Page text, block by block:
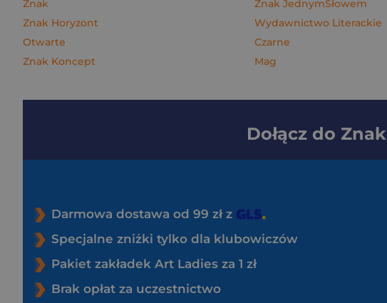
Znak
Znak Horyzont
Otwarte
Znak Koncept
Znak JednymSłowem
Wydawnictwo Literackie
Czarne
Mag
Dołącz do Znak
Darmowa dostawa od 99 zł z
Specjalne zniżki tylko dla klubowiczów
Pakiet zakładek Art Ladies za 1 zł
Brak opłat za uczestnictwo